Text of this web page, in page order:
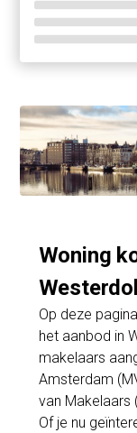
Woning
Op deze
het aanbod in
makelaars
Amsterdam
van Makelaars
Of je nu